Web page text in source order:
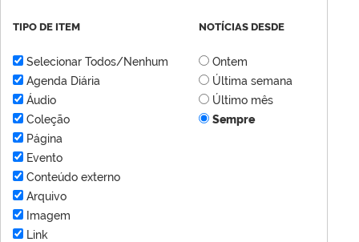
TIPO DE ITEM
Selecionar Todos/Nenhum
Agenda Diária
Áudio
Coleção
Página
Evento
Conteúdo externo
Arquivo
Imagem
Link
NOTÍCIAS DESDE
Ontem
Última semana
Último mês
Sempre